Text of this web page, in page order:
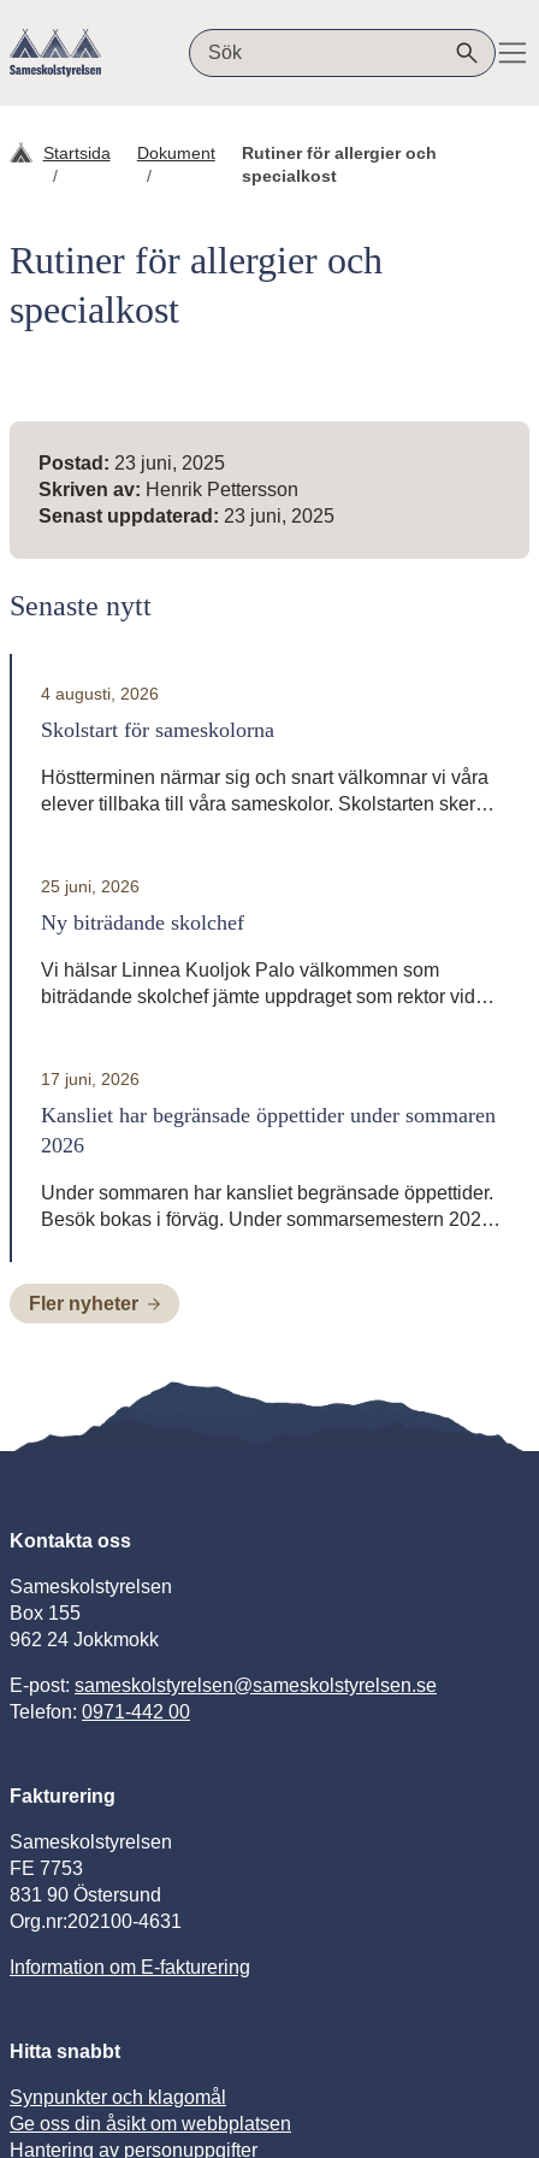
Sameskolstyrelsen
Sök på webbplatsen
Startsida Dokument
Rutiner för allergier och
specialkost
Rutiner för allergier och
specialkost
Meta-information
Postad: 23 juni, 2025
Skriven av: Henrik Pettersson
Senast uppdaterad: 23 juni, 2025
Senaste nytt
4 augusti, 2026
Skolstart för sameskolorna
Höstterminen närmar sig och snart välkomnar vi våra
elever tillbaka till våra sameskolor. Skolstarten sker
Váhtjer 18 augusti Jåhkåmåhkke 20 augusti
om tider för första skoldagen och annan praktisk
information inför terminsstarten. Vi ser fram […]
25 juni, 2026
Ny biträdande skolchef
Vi hälsar Linnea Kuoljok Palo välkommen som
biträdande skolchef jämte uppdraget som rektor vid
17 juni, 2026
Kansliet har begränsade öppettider under sommaren
2026
Under sommaren har kansliet begränsade öppettider.
Besök bokas i förväg. Under sommarsemestern 2026
Charlotte Pittja träder in som tillförordnad skolchef 6
juli till och med 10 juli, Paulus Kuoljok träder in som
Fler nyheter
Kontakta oss
Sameskolstyrelsen
Box 155
962 24 Jokkmokk
E-post: sameskolstyrelsen@sameskolstyrelsen.se
Telefon: 0971-442 00
Fakturering
Sameskolstyrelsen
FE 7753
831 90 Östersund
Org.nr:202100-4631
Information om E-fakturering
Hitta snabbt
Synpunkter och klagomål
Ge oss din åsikt om webbplatsen
Hantering av personuppgifter